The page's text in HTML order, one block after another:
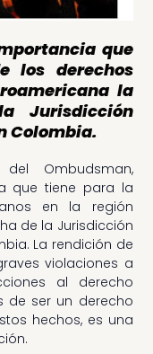
que
los derechos
la
Jurisdicción
Colombia.
Ombudsman,
que tiene para la
en la región
de la Jurisdicción
La rendición de
violaciones a
al derecho
de ser un derecho
hechos, es una